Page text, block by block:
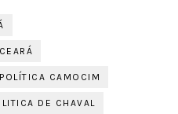
POLÍTICA CAMOCIM
DE CHAVAL